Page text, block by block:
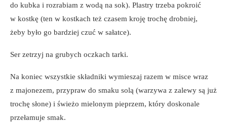
do kubka i rozrabiam z wodą na sok). Plastry trzeba pokroić
w kostkę (ten w kostkach też czasem kroję trochę drobniej,
żeby było go bardziej czuć w sałatce).
Ser zetrzyj na grubych oczkach tarki.
Na koniec wszystkie składniki wymieszaj razem w misce wraz
z majonezem, przypraw do smaku solą (warzywa z zalewy są już
trochę słone) i świeżo mielonym pieprzem, który doskonale
przełamuje smak.